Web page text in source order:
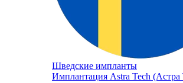
Шведские импланты
Имплантация Astra Tech (Астра